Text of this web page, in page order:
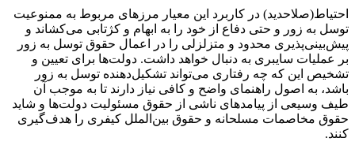
احتیاط(صلاحدید) در کاربرد این معیار مرزهای مربوط به ممنوعیت
توسل به زور و حتی دفاع از خود را به ابهام و کژتابی می‌کشاند و
پیش‌بینی‌پذیری محدود و متزلزلی را در اعمال حقوق توسل به زور
بر عملیات سایبری به دنبال خواهد داشت. دولت‌ها برای تعیین و
تشخیص این که چه رفتاری می‌تواند تشکیل‌دهنده توسل به زور
باشد، به اصول راهنمای واضح و کافی نیاز دارند تا به موجب آن
طیف وسیعی از پیامدهای ناشی از حقوق مسئولیت دولت‌ها و شاید
حقوق مخاصمات مسلحانه و حقوق بین‌الملل کیفری را هدف‌گیری
کنند.